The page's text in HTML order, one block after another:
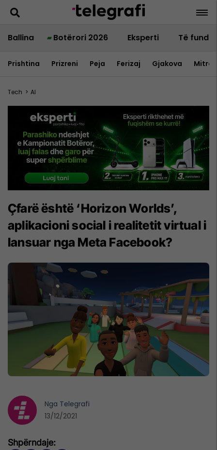
Ballina Botërori 2026 Eksperti Të fundit
Prishtina Prizreni Peja Ferizaj Gjakova
Tech > AI
Çfarë është ‘Horizon Worlds’,
aplikacioni social i realitetit virtual i
lansuar nga Meta Facebook?
Nga Telegrafi
13/12/2021